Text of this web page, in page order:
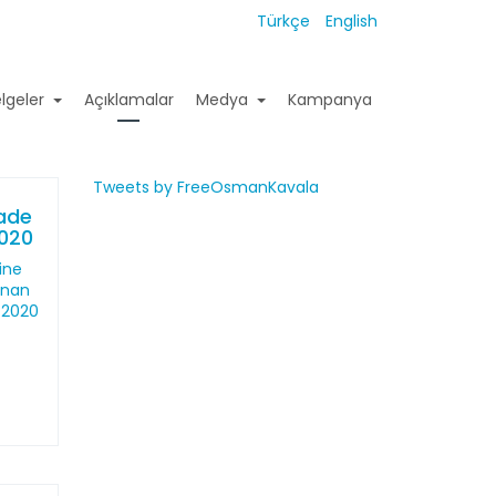
Türkçe English
Açıklamalar Medya Kampanya
Tweets by FreeOsmanKavala